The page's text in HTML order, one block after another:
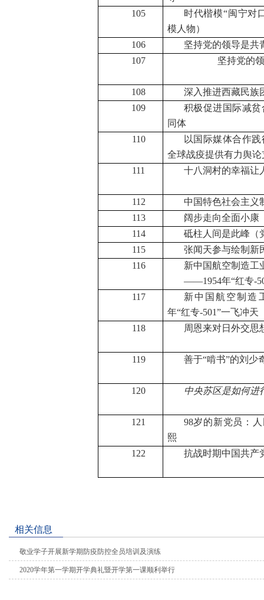
105
时代楷模“闽宁对
模人物）
106
坚持党的领导是共
107
坚持党的
108
深入推进西藏民族
109
积极促进国际减
同体
110
以国际媒体合作
全球战疫提供有力舆论
111
十八洞村的幸福让
112
中国特色社会主义
113
阔步走向全面小康
114
砥柱人间是此峰
115
张闻天参与绘制新
116
新中国航空制造工
——1954年“红专-
117
新中国航空制
年“红专-501”一飞冲天
118
周恩来对日外交思
119 善于“啃书”的刘少
120 中央苏区是如何进
121 98岁的新党员：
熙
122
抗战时期中国共产
相关信息
敬业学子开展新学期防疫防控全员培训及演练
2020学年第一学期开学典礼暨开学第一课顺利举行